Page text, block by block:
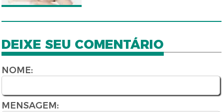
DEIXE SEU COMENTÁRIO
NOME:
MENSAGEM: